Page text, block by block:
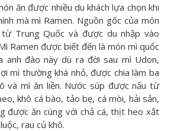
ăn được nhiều du khách lựa chọn khi
mà mì Ramen. Nguồn gốc của món
Trung Quốc và được du nhập vào
Ramen được biết đến là món mì quốc
anh đào này dù ra đời sau mì Udon,
mì thường khá nhỏ, được chia làm ba
và mì ăn liền. Nước súp được nấu từ
khô cá bào, tảo bẹ, cá mòi, hải sản,
được ăn cùng với chả cá, thịt heo xắt
rau củ khô.